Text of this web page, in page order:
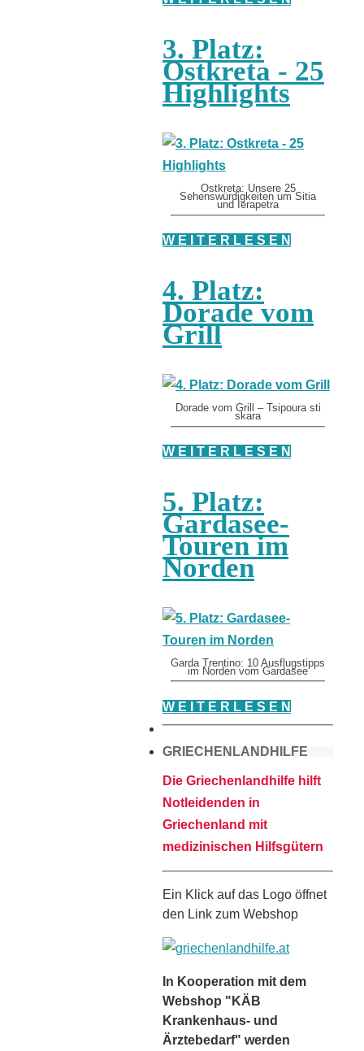
3. Platz:
Ostkreta - 25
Highlights
Ostkreta: Unsere 25
Sehenswürdigkeiten um Sitia
und Ierapetra
W E I T E R L E S E N
4. Platz:
Dorade vom
Grill
Dorade vom Grill – Tsipoura sti
skara
W E I T E R L E S E N
5. Platz:
Gardasee-
Touren im
Norden
Garda Trentino: 10 Ausflugstipps
im Norden vom Gardasee
W E I T E R L E S E N
GRIECHENLANDHILFE
Die Griechenlandhilfe hilft
Notleidenden in
Griechenland mit
medizinischen Hilfsgütern
Ein Klick auf das Logo öffnet
den Link zum Webshop
In Kooperation mit dem
Webshop "KÄB
Krankenhaus- und
Ärztebedarf" werden